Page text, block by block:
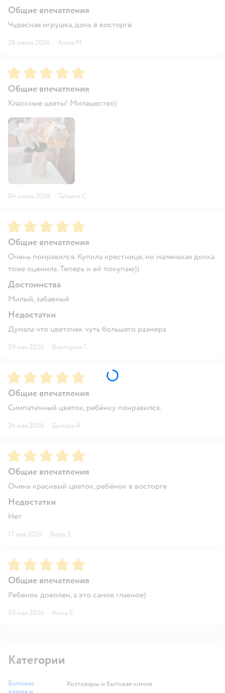
Общие впечатления
Чудесная игрушка, дочь в восторге
26 июня 2026 · Анна М.
Рейтинг:5
Общие впечатления
Классные цветы! Милашество)
04 июня 2026 · Татьяна С.
Рейтинг:5
Общие впечатления
Очень понравился. Купила крестнице, но маленькая дочка
тоже оценила. Теперь и ей покупаю))
Достоинства
Милый, забавный
Недостатки
Думала что цветочек чуть большего размера
29 мая 2026 · Виктория Г.
Рейтинг:5
Общие впечатления
Симпатичный цветок, ребёнку понравился.
24 мая 2026 · Дилара А.
Рейтинг:5
Общие впечатления
Очень красивый цветок, ребёнок в восторге
Недостатки
Нет
17 мая 2026 · Вера З.
Рейтинг:5
Общие впечатления
Ребенок доволен, а это самое главное)
05 мая 2026 · Анна Е.
Категории
Бытовая
Хозтовары и бытовая химия